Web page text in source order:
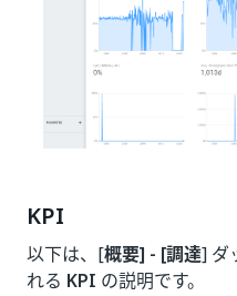
KPI
以下は、[概要] - [調達] ダ
れる KPI の説明です。